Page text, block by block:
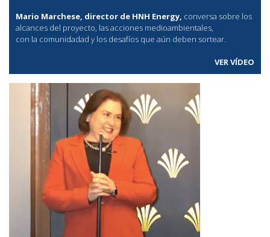
Mario Marchese, director de HNH Energy, conversa sobre los
alcances del proyecto, las acciones medioambientales,
con la comunidadad y los desafíos que aún deben sortear.
VER VÍDEO